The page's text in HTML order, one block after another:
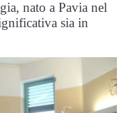
nato a Pavia nel
sia in